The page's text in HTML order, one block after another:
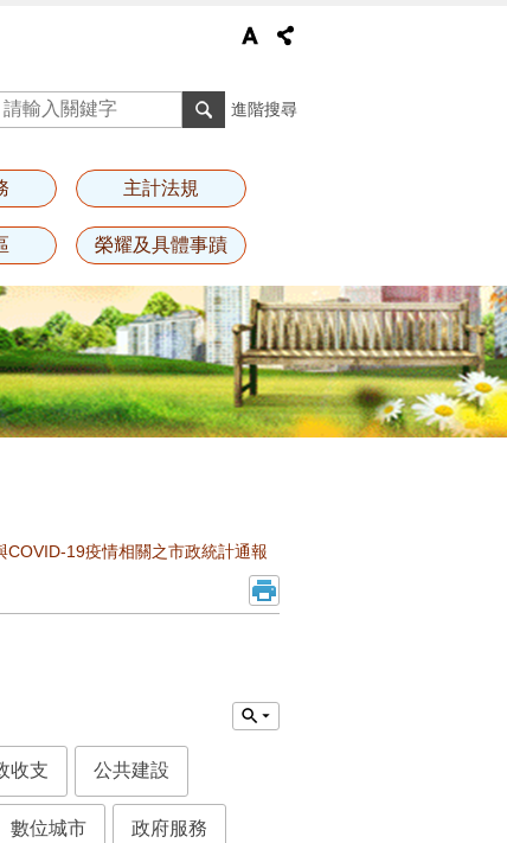
進階搜尋
主計法規
榮耀及具體事蹟
COVID-19疫情相關之市政統計通報
收支 公共建設
數位城市 政府服務